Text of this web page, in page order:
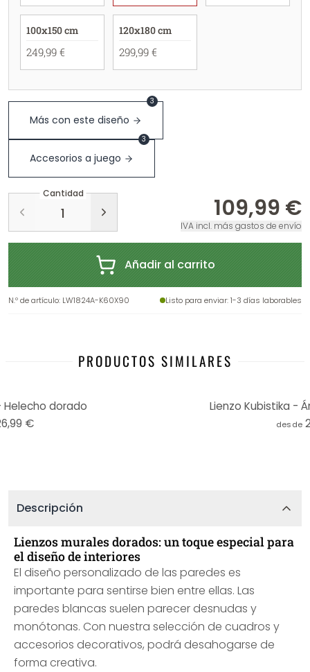
100x150 cm
249,99 €
120x180 cm
299,99 €
Más con este diseño
3
Accesorios a juego
3
Cantidad
109,99 €
IVA incl. más gastos de envío
Añadir al carrito
N.º de artículo: LW1824A-K60X90 Listo para enviar: 1-3 días laborables
PRODUCTOS SIMILARES
Helecho dorado
€
Lienzo Kubistika -
desde
Descripción
Lienzos murales dorados: un toque especial para
el diseño de interiores
El diseño personalizado de las paredes es
importante para sentirse bien entre ellas. Las
paredes blancas suelen parecer desnudas y
monótonas. Con nuestra selección de cuadros y
accesorios decorativos, podrá desahogarse de
forma creativa.